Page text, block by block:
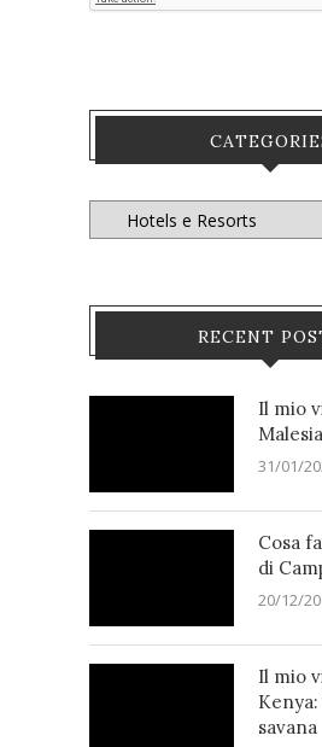
RECENT
Il mio
31/01/
Cosa
di
20/12/
Il mio
savana